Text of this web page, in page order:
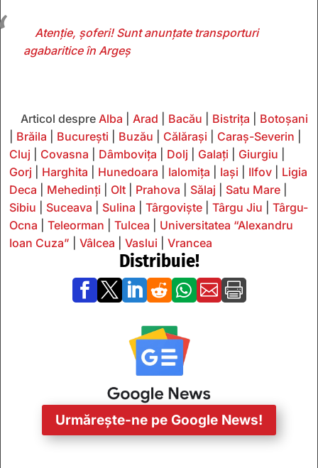
Atenție, șoferi! Sunt anunțate transporturi
agabaritice în Argeș
Articol despre Alba Arad Bacău Bistrița
Botoșani
Brăila București Buzău Călărași Caraș-Severin
Cluj
Covasna Dâmbovița Dolj Galați Giurgiu
Gorj
Harghita Hunedoara Ialomița Iași Ilfov
Ligia
Deca
Mehedinți Olt Prahova Sălaj Satu Mare
Sibiu
Suceava Sulina Târgoviște Târgu Jiu
Târgu-
Ocna
Teleorman Tulcea
Universitatea “Alexandru
Ioan Cuza”
Vâlcea Vaslui Vrancea
Distribuie!
      
Urmărește-ne pe Google News!